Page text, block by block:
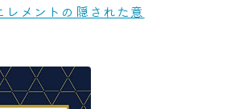
レメントの隠された意